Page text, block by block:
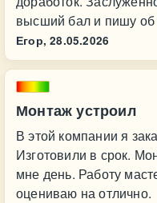
высший бал и пишу об
Егор, 28.05.2026
Монтаж устроил
В этой компании я
Изготовили в срок.
мне день. Работу
оцениваю на отлично.